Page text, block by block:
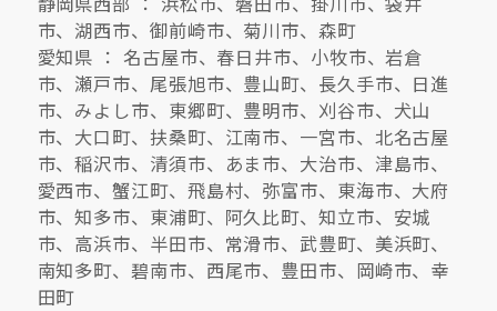
市、湖西市、御前崎市、菊川市、森町
愛知県 ： 名古屋市、春日井市、小牧市、岩倉
市、瀬戸市、尾張旭市、豊山町、長久手市、日進
市、みよし市、東郷町、豊明市、刈谷市、犬山
市、大口町、扶桑町、江南市、一宮市、北名古屋
市、稲沢市、清須市、あま市、大治市、津島市、
愛西市、蟹江町、飛島村、弥富市、東海市、大府
市、知多市、東浦町、阿久比町、知立市、安城
市、高浜市、半田市、常滑市、武豊町、美浜町、
南知多町、碧南市、西尾市、豊田市、岡崎市、幸
田町